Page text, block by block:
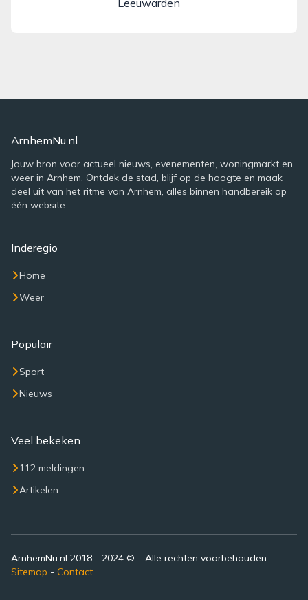
Leeuwarden
ArnhemNu.nl
Jouw bron voor actueel nieuws, evenementen, woningmarkt en
weer in Arnhem. Ontdek de stad, blijf op de hoogte en maak
deel uit van het ritme van Arnhem, alles binnen handbereik op
één website.
Inderegio
Home
Weer
Populair
Sport
Nieuws
Veel bekeken
112 meldingen
Artikelen
ArnhemNu.nl 2018 - 2024 © – Alle rechten voorbehouden –
Sitemap - Contact